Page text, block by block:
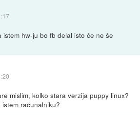
istem hw-ju bo fb delal isto če ne še
mislim, kolko stara verzija puppy linux?
računalniku?